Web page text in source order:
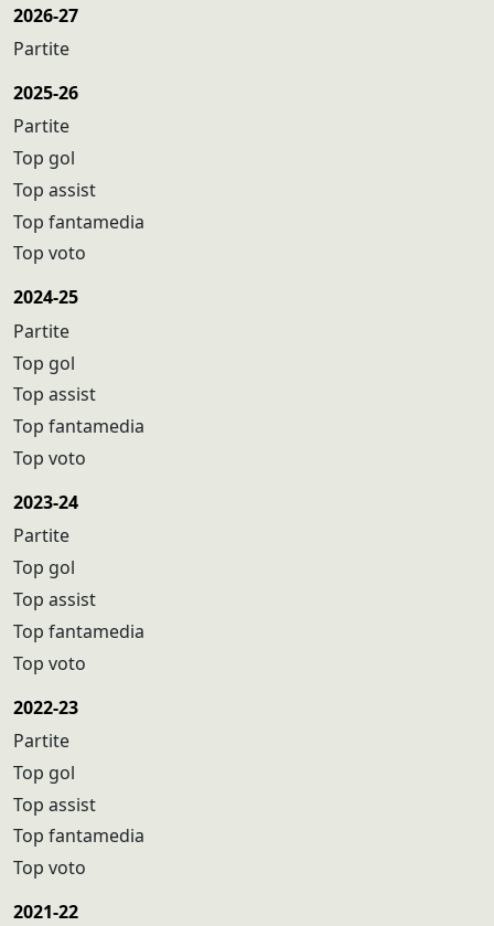
2026-27
Partite
2025-26
Partite
Top gol
Top assist
Top fantamedia
Top voto
2024-25
Partite
Top gol
Top assist
Top fantamedia
Top voto
2023-24
Partite
Top gol
Top assist
Top fantamedia
Top voto
2022-23
Partite
Top gol
Top assist
Top fantamedia
Top voto
2021-22